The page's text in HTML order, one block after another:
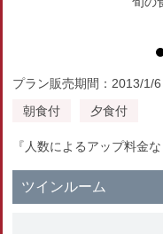
プラン販売期間：2013/1/
朝食付
夕食付
『人数によるアップ料金
ツインルーム